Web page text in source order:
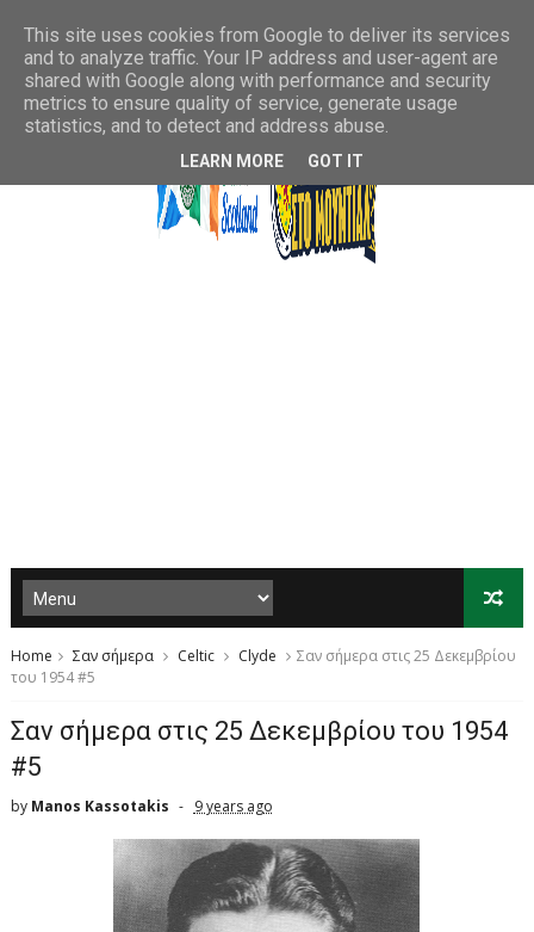
Home Σαν σήμερα Celtic Clyde
Σαν σήμερα στις 25 Δεκεμβρίου
του 1954 #5
Σαν σήμερα στις 25 Δεκεμβρίου του 1954
#5
by Manos Kassotakis 9 years ago
This site uses cookies from Google to deliver its services
and to analyze traffic. Your IP address and user-agent are
shared with Google along with performance and security
metrics to ensure quality of service, generate usage
statistics, and to detect and address abuse.
LEARN MORE GOT IT